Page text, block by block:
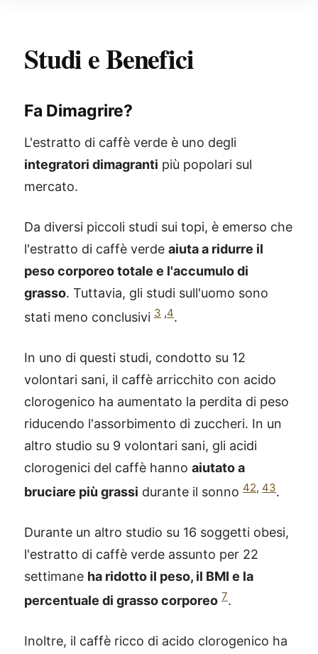
Studi e Benefici
Fa Dimagrire?
L'estratto di caffè verde è uno degli
integratori dimagranti più popolari sul
mercato.
Da diversi piccoli studi sui topi, è emerso che
l'estratto di caffè verde aiuta a ridurre il
peso corporeo totale e l'accumulo di
grasso. Tuttavia, gli studi sull'uomo sono
stati meno conclusivi 3 ,4.
In uno di questi studi, condotto su 12
volontari sani, il caffè arricchito con acido
clorogenico ha aumentato la perdita di peso
riducendo l'assorbimento di zuccheri. In un
altro studio su 9 volontari sani, gli acidi
clorogenici del caffè hanno aiutato a
bruciare più grassi durante il sonno 42, 43.
Durante un altro studio su 16 soggetti obesi,
l'estratto di caffè verde assunto per 22
settimane ha ridotto il peso, il BMI e la
percentuale di grasso corporeo 7.
Inoltre, il caffè ricco di acido clorogenico ha